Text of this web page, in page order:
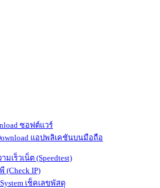
ซอฟต์แวร์
แอปพลิเคชันบนมือถือ
มเร็วเน็ต (Speedtest)
(Check IP)
เช็คเลขพัสดุ